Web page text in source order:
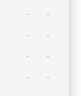
- -
- -
- -
- -